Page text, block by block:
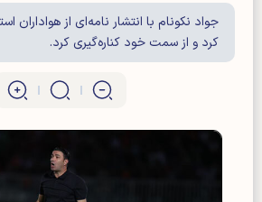
جواد نکونام با انتشار نامه‌ای از هواداران
کرد و از سمت خود کناره‌گیری کرد.